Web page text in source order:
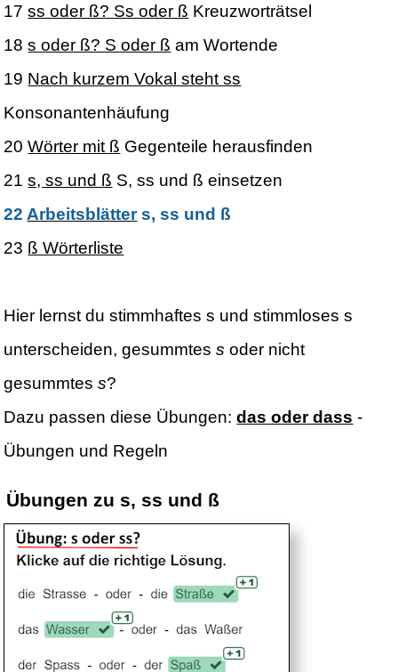
17ss oder ß? Ss oder ß Kreuzworträtsel
18s oder ß? S oder ß am Wortende
19 Nach kurzem Vokal steht ss
Konsonantenhäufung
20Wörter mit ß Gegenteile herausfinden
21s, ss und ß S, ss und ß einsetzen
22 Arbeitsblätters, ss und ß
23 ß Wörterliste
Hier lernst du stimmhaftes s und stimmloses s
unterscheiden, gesummtess oder nicht
gesummtess?
Dazu passen diese Übungen:das oder dass -
Übungen und Regeln
Übungen zu s, ss und ß